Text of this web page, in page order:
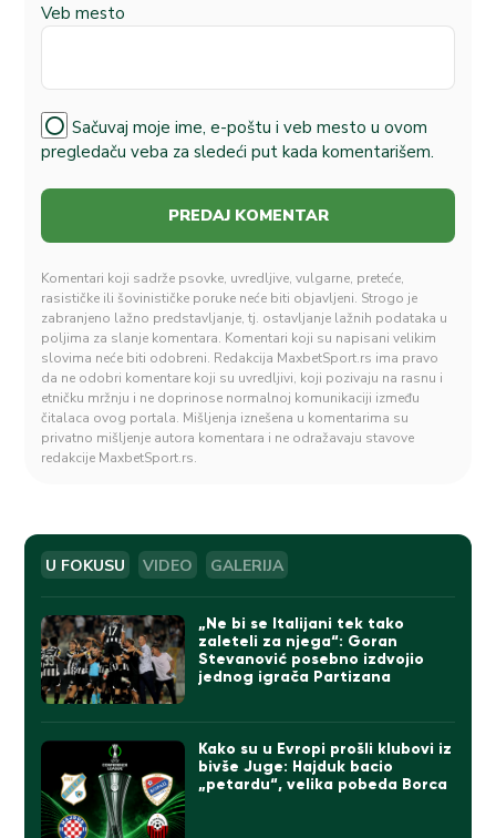
Veb mesto
Sačuvaj moje ime, e-poštu i veb mesto u ovom
pregledaču veba za sledeći put kada komentarišem.
Komentari koji sadrže psovke, uvredljive, vulgarne, preteće,
rasističke ili šovinističke poruke neće biti objavljeni. Strogo je
zabranjeno lažno predstavljanje, tj. ostavljanje lažnih podataka u
poljima za slanje komentara. Komentari koji su napisani velikim
slovima neće biti odobreni. Redakcija MaxbetSport.rs ima pravo
da ne odobri komentare koji su uvredljivi, koji pozivaju na rasnu i
etničku mržnju i ne doprinose normalnoj komunikaciji između
čitalaca ovog portala. Mišljenja iznešena u komentarima su
privatno mišljenje autora komentara i ne odražavaju stavove
redakcije MaxbetSport.rs.
U FOKUSU VIDEO GALERIJA
„Ne bi se Italijani tek tako
zaleteli za njega“: Goran
Stevanović posebno izdvojio
jednog igrača Partizana
Kako su u Evropi prošli klubovi iz
bivše Juge: Hajduk bacio
„petardu“, velika pobeda Borca